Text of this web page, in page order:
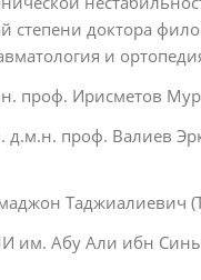
степени доктора
и
проф. Ирисметов
д.м.н. проф. Валиев
Таджиалиевич
им. Абу Али ибн